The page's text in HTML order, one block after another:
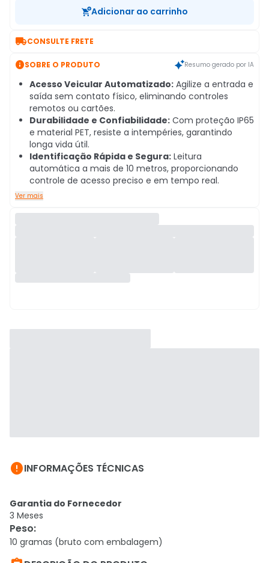
Adicionar ao carrinho
CONSULTE FRETE
SOBRE O PRODUTO Resumo gerado por IA
Acesso Veicular Automatizado: Agilize a entrada e
saída sem contato físico, eliminando controles
remotos ou cartões.
Durabilidade e Confiabilidade: Com proteção IP65
e material PET, resiste a intempéries, garantindo
longa vida útil.
Identificação Rápida e Segura: Leitura
automática a mais de 10 metros, proporcionando
controle de acesso preciso e em tempo real.
Ver mais
INFORMAÇÕES TÉCNICAS
Garantia do Fornecedor
3 Meses
Peso:
10 gramas (bruto com embalagem)